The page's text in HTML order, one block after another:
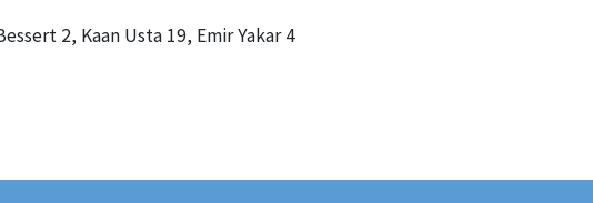
2, Kaan Usta 19, Emir Yakar 4